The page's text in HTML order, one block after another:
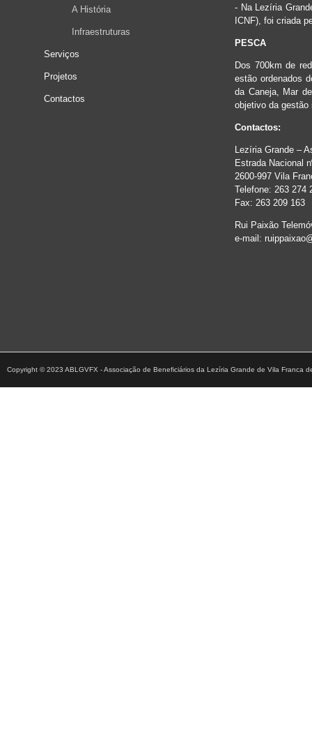
A História
Infraestruturas
Serviços
Projetos
Contactos
- Na Lezíria
ICNF), foi criada
PESCA
Dos 700km de
estão ordenados
da Caneja, Mar
objetivo da
Contactos:
Lezíria Grande –
Estrada Nacional
2600-997 Vila
Telefone: 263 274
Fax: 263 209 163
Rui Paixão
e-mail:
Copyright © 2023 ABLGVFX - Associação de Beneficiários da Lezíria Grande de Vila Franca